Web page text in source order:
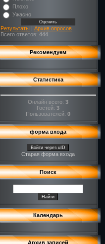
Плохо
Ужасно
Результаты | Архив опросов
Всего ответов: 444
Рекомендуем
Статистика
Онлайн всего: 3
Гостей: 3
Пользователей: 0
форма входа
Войти через uID
Старая форма входа
Поиск
Календарь
Архив записей